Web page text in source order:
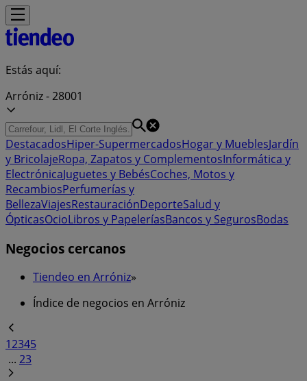
Estás aquí:
Arróniz - 28001
DestacadosHiper-SupermercadosHogar y MueblesJardín
y BricolajeRopa, Zapatos y ComplementosInformática y
ElectrónicaJuguetes y BebésCoches, Motos y
RecambiosPerfumerías y
BellezaViajesRestauraciónDeporteSalud y
ÓpticasOcioLibros y PapeleríasBancos y SegurosBodas
Negocios cercanos
Tiendeo en Arróniz»
Índice de negocios en Arróniz
12345
... 23